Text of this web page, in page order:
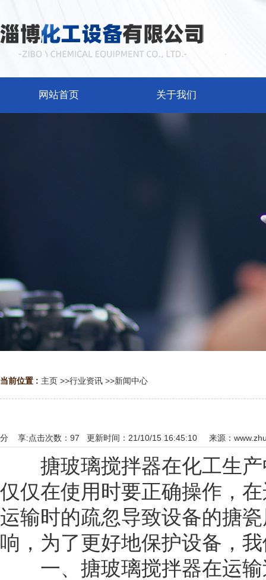
网站首页 关于我们
当前位置 : 主页 >>行业资讯 >>新闻中心
点击次数： 97 更新时间：21/10/15 16:45:10 来源：
分 享:
搪玻璃搅拌器在化工生产
仅仅在使用时要正确操作，
运输时的疏忽导致设备的搪
响，为了更好地保护设备，
一、搪玻璃搅拌器在运输